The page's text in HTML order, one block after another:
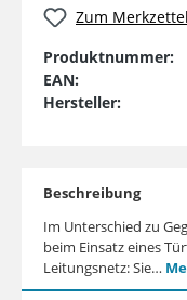
Zum
Produktnummer:
EAN:
Hersteller:
Beschreibung
Im Unterschied zu
beim Einsatz eines
Leitungsnetz: Sie…